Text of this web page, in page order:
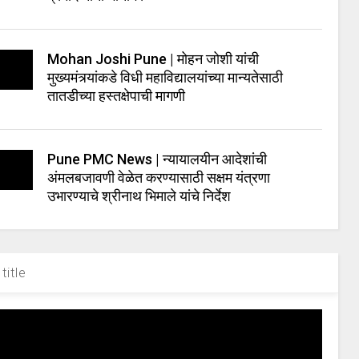
Mohan Joshi Pune | मोहन जोशी यांची
मुख्यमंत्र्यांकडे विधी महाविद्यालयांच्या मान्यतेसाठी
तातडीच्या हस्तक्षेपाची मागणी
Pune PMC News | न्यायालयीन आदेशांची
अंमलबजावणी वेळेत करण्यासाठी सक्षम यंत्रणा
उभारण्याचे श्रीनाथ भिमाले यांचे निर्देश